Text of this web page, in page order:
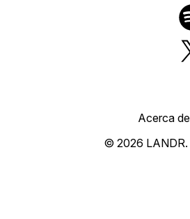
© 2026 LANDR.
Acerca de